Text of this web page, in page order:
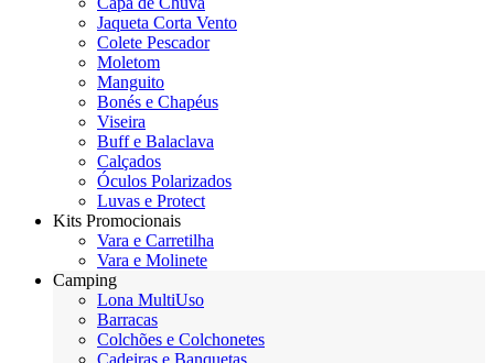
Jaqueta Corta Vento
Colete Pescador
Moletom
Manguito
Bonés e Chapéus
Viseira
Buff e Balaclava
Calçados
Óculos Polarizados
Luvas e Protect
Kits Promocionais
Vara e Carretilha
Vara e Molinete
Camping
Lona MultiUso
Barracas
Colchões e Colchonetes
Cadeiras e Banquetas